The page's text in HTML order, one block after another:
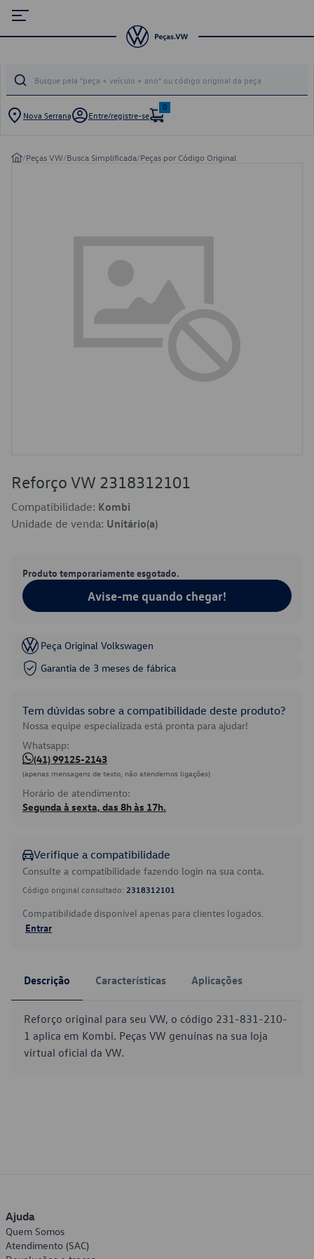
Nova Serrana Entre/registre-se
0
/Peças VW/Busca Simplificada/Peças por Código Original
Reforço VW 2318312101
Compatibilidade: Kombi
Unidade de venda: Unitário(a)
Produto temporariamente esgotado.
Avise-me quando chegar!
Peça Original Volkswagen
Garantia de 3 meses de fábrica
Tem dúvidas sobre a compatibilidade deste produto?
Nossa equipe especializada está pronta para ajudar!
Whatsapp:
(41) 99125-2143
(apenas mensagens de texto, não atendemos ligações)
Horário de atendimento:
Segunda à sexta, das 8h às 17h.
Verifique a compatibilidade
Consulte a compatibilidade fazendo login na sua conta.
Código original consultado: 2318312101
Compatibilidade disponível apenas para clientes logados.
Entrar
Descrição Características Aplicações
Reforço original para seu VW, o código 231-831-210-
1 aplica em Kombi. Peças VW genuínas na sua loja
virtual oficial da VW.
Ajuda
Quem Somos
Atendimento (SAC)